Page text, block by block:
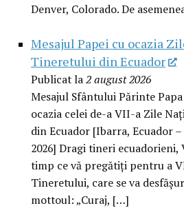
Denver, Colorado. De
Mesajul Papei cu ocazia
Tineretului din Ecuador
Publicat la2 august 2026
Mesajul Sfântului Părinte
ocazia celei de-a VII-a Zile
din Ecuador [Ibarra, Ecuador
2026] Dragi tineri
timp ce vă pregătiți pentru a
Tineretului, care se va
mottoul: „Curaj, […]